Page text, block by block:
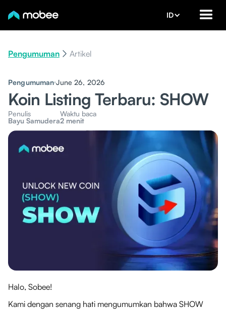
ID
Pengumuman Artikel
Pengumuman June 26, 2026
Koin Listing Terbaru: SHOW
Penulis
Bayu Samudera
Waktu baca
2 menit
Halo, Sobee!
Kami dengan senang hati mengumumkan bahwa SHOW